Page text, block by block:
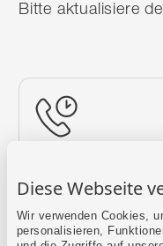
Diese Webseite
Wir verwenden Cookies,
personalisieren,
Bitte aktualisiere